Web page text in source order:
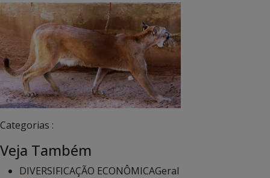
Categorias :
Veja Também
DIVERSIFICAÇÃO ECONÔMICAGeral